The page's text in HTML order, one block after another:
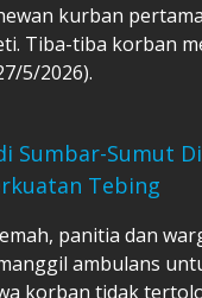
kurban
Tiba-tiba korban
5/2026).
Sumbar-Sumut
Tebing
panitia dan
ambulans
korban tidak